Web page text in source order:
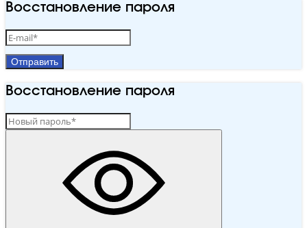
Восстановление пароля
Отправить
Восстановление пароля